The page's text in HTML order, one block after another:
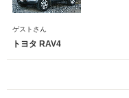
ゲストさん
トヨタ RAV4